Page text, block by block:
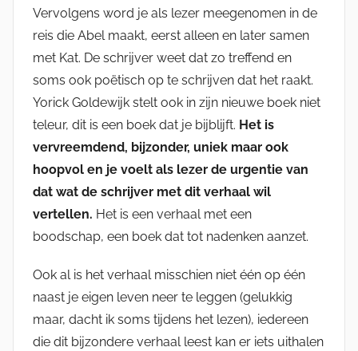
Vervolgens word je als lezer meegenomen in de
reis die Abel maakt, eerst alleen en later samen
met Kat. De schrijver weet dat zo treffend en
soms ook poëtisch op te schrijven dat het raakt.
Yorick Goldewijk stelt ook in zijn nieuwe boek niet
teleur, dit is een boek dat je bijblijft. Het is
vervreemdend, bijzonder, uniek maar ook
hoopvol en je voelt als lezer de urgentie van
dat wat de schrijver met dit verhaal wil
vertellen. Het is een verhaal met een
boodschap, een boek dat tot nadenken aanzet.
Ook al is het verhaal misschien niet één op één
naast je eigen leven neer te leggen (gelukkig
maar, dacht ik soms tijdens het lezen), iedereen
die dit bijzondere verhaal leest kan er iets uithalen